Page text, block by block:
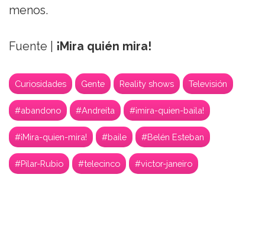
menos.
Fuente | ¡Mira quién mira!
Curiosidades Gente Reality shows Televisión
#abandono #Andreíta #¡mira-quien-baila!
#¡Mira-quien-mira! #baile #Belén Esteban
#Pilar-Rubio #telecinco #victor-janeiro